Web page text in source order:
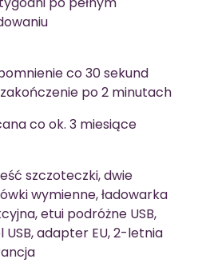
co 30 sekund
po 2 minutach
co ok. 3 miesiące
szczoteczki, dwie
wymienne, ładowarka
etui podróżne USB,
USB, adapter EU, 2-letnia